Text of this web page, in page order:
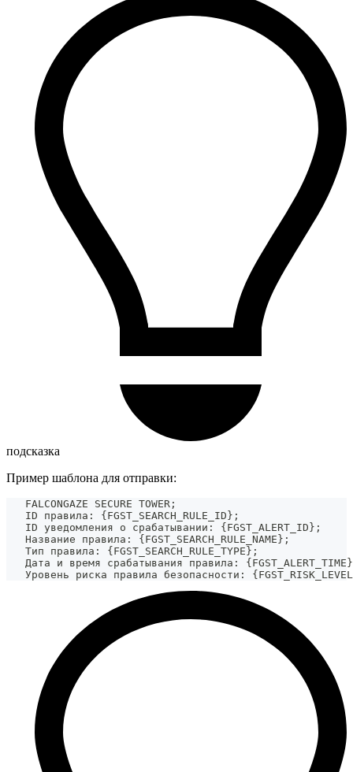
подсказка
Пример шаблона для отправки:
   FALCONGAZE SECURE TOWER
;
   ID правила:
{ FGST_SEARCH_RULE_ID } ;
   ID уведомления о срабатывании:
{ FGST_ALERT_ID } ;
   Название правила:
{ FGST_SEARCH_RULE_NAME } ;
   Тип правила:
{ FGST_SEARCH_RULE_TYPE } ;
   Дата и время срабатывания правила:
{ FGST_ALERT_TIME }
   Уровень риска правила безопасности:
{ FGST_RISK_LEVEL